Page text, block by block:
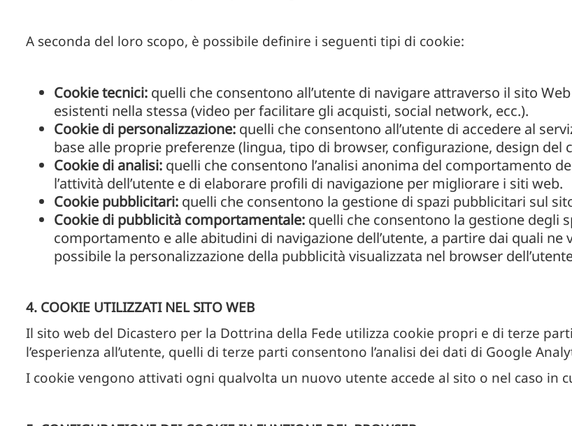
A seconda del loro scopo, è possibile definire i seguenti tipi di cookie:
Cookie tecnici: quelli che consentono all’utente di navigare attraverso il sito
esistenti nella stessa (video per facilitare gli acquisti, social network, ecc.).
Cookie di personalizzazione: quelli che consentono all’utente di accedere al
base alle proprie preferenze (lingua, tipo di browser, configurazione, design del
Cookie di analisi: quelli che consentono l’analisi anonima del comportamento
l’attività dell’utente e di elaborare profili di navigazione per migliorare i siti web.
Cookie pubblicitari: quelli che consentono la gestione di spazi pubblicitari sul
Cookie di pubblicità comportamentale: quelli che consentono la gestione degli
comportamento e alle abitudini di navigazione dell’utente, a partire dai quali
possibile la personalizzazione della pubblicità visualizzata nel browser
4. COOKIE UTILIZZATI NEL SITO WEB
Il sito web del Dicastero per la Dottrina della Fede utilizza cookie propri e di terze
l’esperienza all’utente, quelli di terze parti consentono l’analisi dei dati di Google
I cookie vengono attivati ogni qualvolta un nuovo utente accede al sito o nel caso in